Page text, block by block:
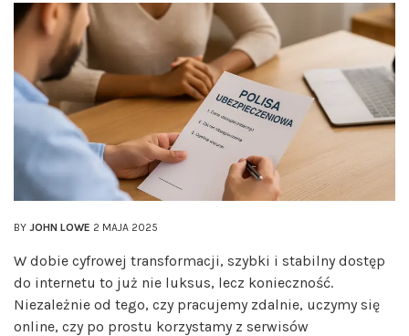
BY JOHN LOWE 2 MAJA 2025
W dobie cyfrowej transformacji, szybki i stabilny dostęp
do internetu to już nie luksus, lecz konieczność.
Niezależnie od tego, czy pracujemy zdalnie, uczymy się
online, czy po prostu korzystamy z serwisów